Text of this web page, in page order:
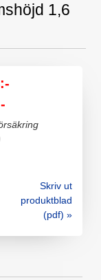
1,6
Skriv ut
produktblad
(pdf) »